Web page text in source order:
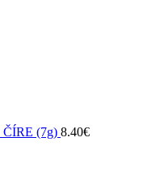
ČÍRE (7g) 8.40€